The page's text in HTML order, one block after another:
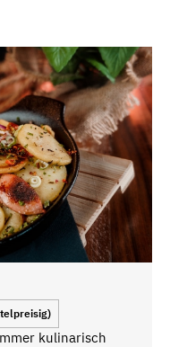
kulinarisch